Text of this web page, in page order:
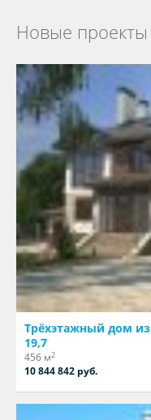
Новые проекты
Трёхэтажный дом из
19,7
456 м2
10 844 842 руб.